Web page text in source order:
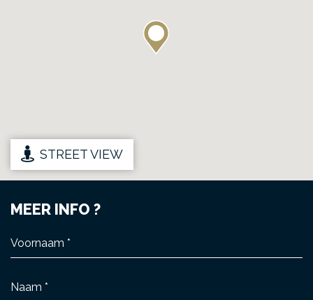
STREET VIEW
MEER INFO ?